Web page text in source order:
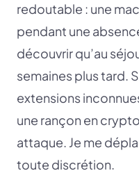
redoutable : une
pendant une
découvrir qu’au
semaines plus tard.
extensions
une rançon en
attaque. Je me
toute discrétion.